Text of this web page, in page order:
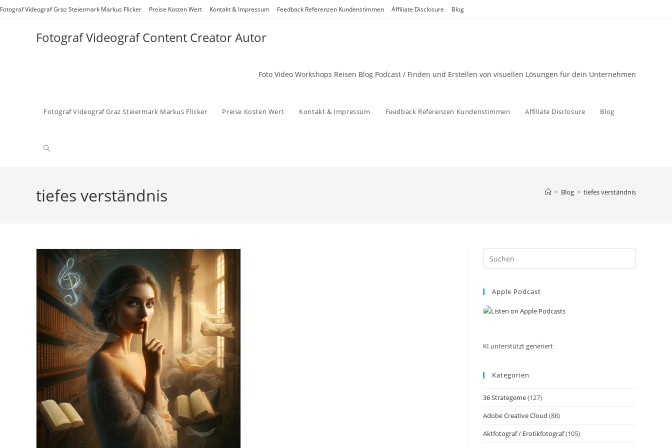
Zum
Fotograf Videograf Graz Steiermark Markus Flicker Preise Kosten Wert Kontakt & Impressum Feedback Referenzen Kundenstimmen Affiliate Disclosure Blog
Fotograf Videograf Content Creator Autor
Foto Video Workshops Reisen Blog Podcast / Finden und Erstellen von visuellen Lösungen für dein Unternehmen
Fotograf Videograf Graz Steiermark Markus Flicker Preise Kosten Wert Kontakt & Impressum Feedback Referenzen Kundenstimmen Affiliate Disclosure Blog
Website-
tiefes verständnis > Blog > tiefes verständnis
Escape
Apple Podcast
KI unterstützt generiert
Kategorien
36 Strategeme(127)
Adobe Creative Cloud (88)
Aktfotograf / Erotikfotograf(105)